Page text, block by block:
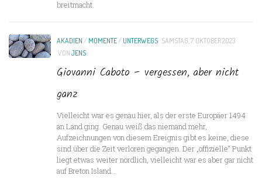
breitmacht.
AKADIEN /MOMENTE/UNTERWEGS SAMSTAG, 7. OKTOBER 2023
VONJENS
Giovanni Caboto – vergessen, aber nicht
ganz
Vielleicht war es genau hier, als der erste Europäer 1494
an Land ging. Genau weiß das niemand mehr,
Aufzeichnungen von diesem Ereignis gibt es keine, diese
sind über die Zeit verloren gegangen. Der „offizielle“ Punkt
liegt etwas weiter nördlich, vielleicht war es aber gar nicht
auf Breton Island…